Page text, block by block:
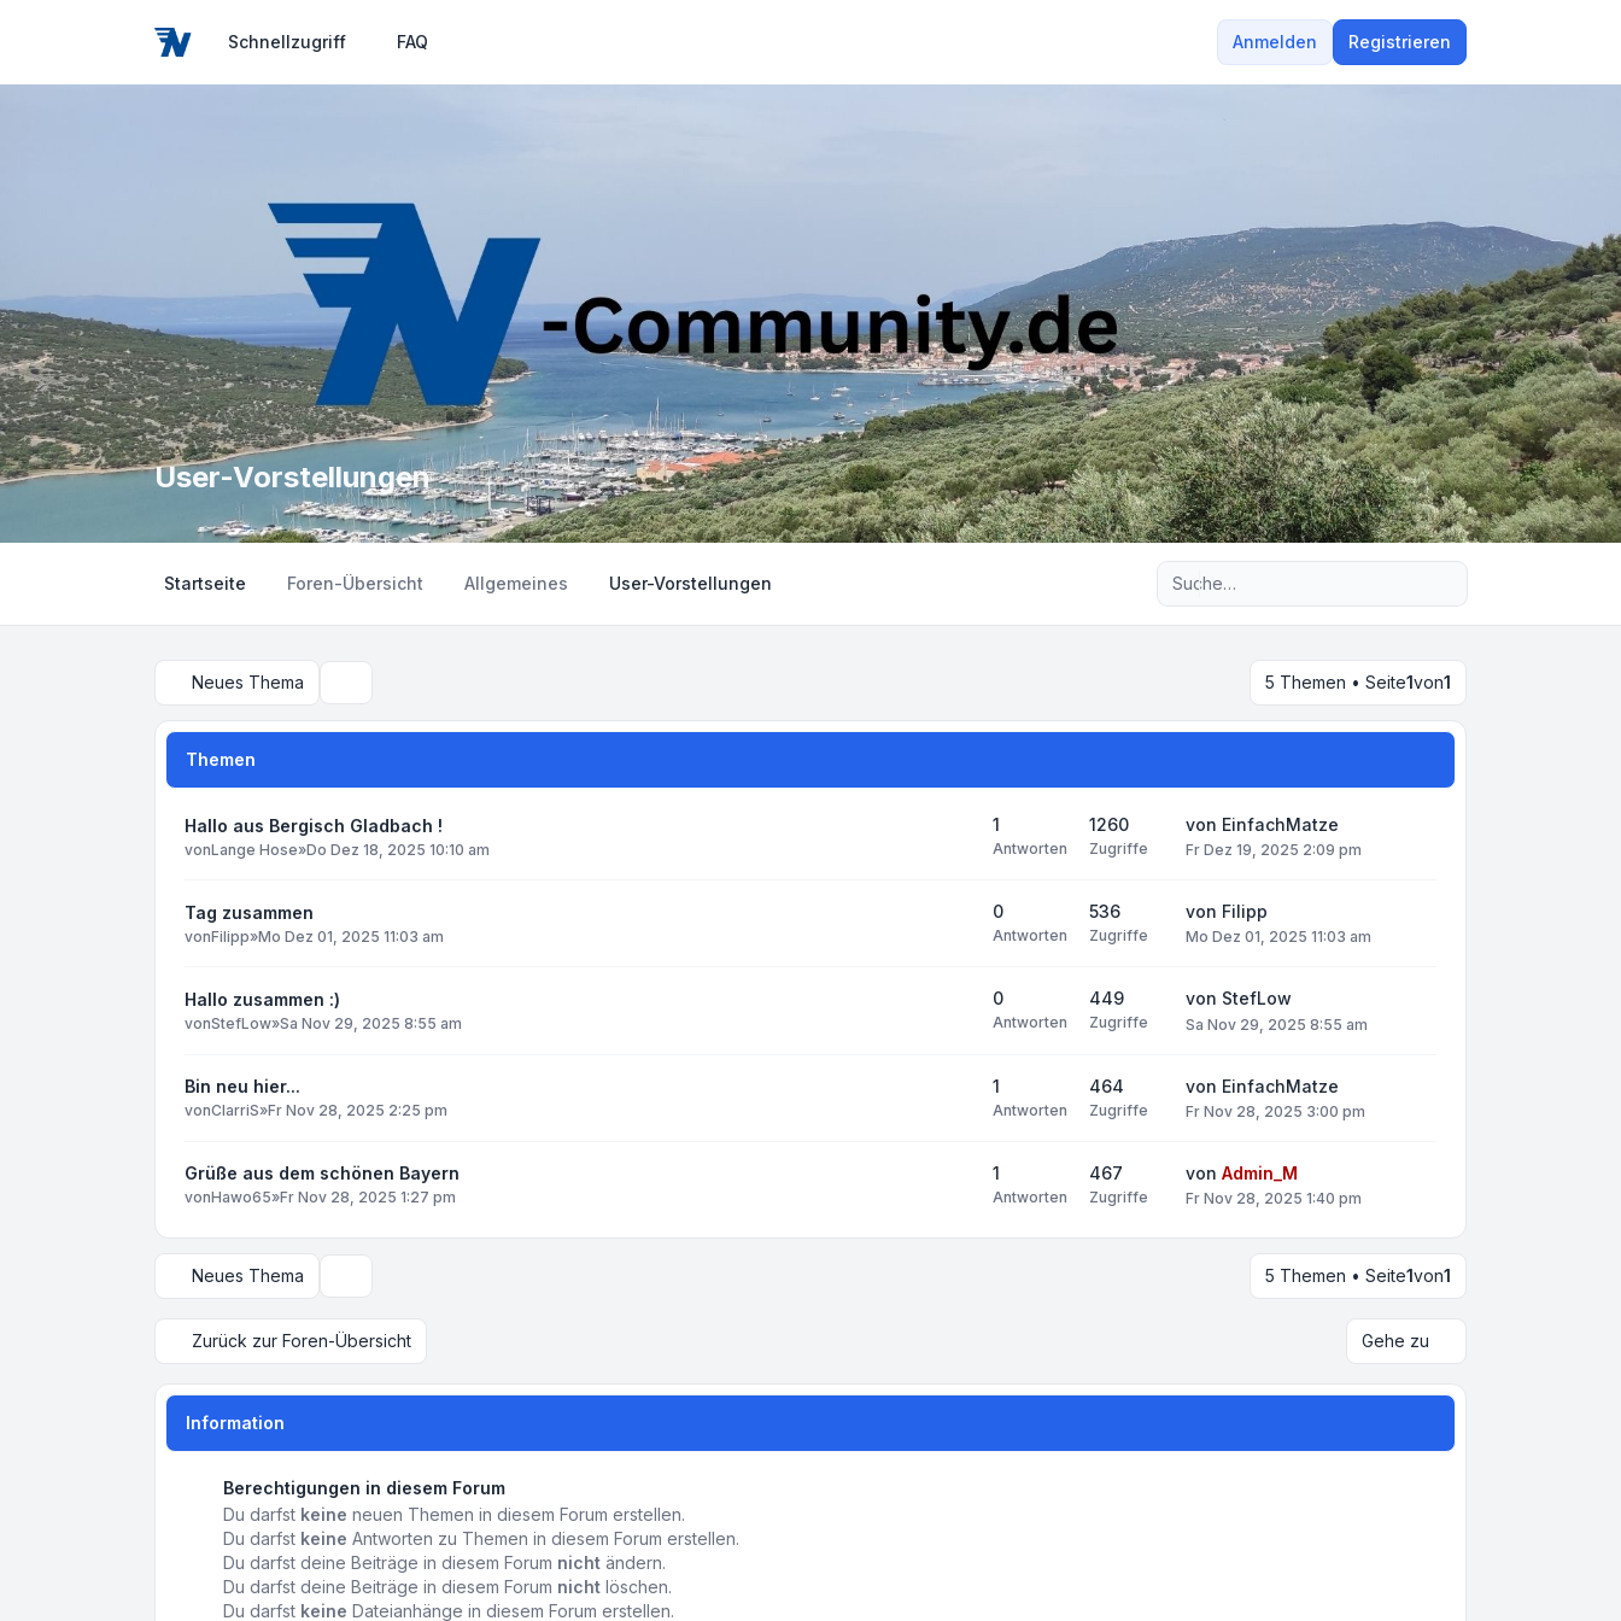
Schnellzugriff FAQ Anmelden Registrieren
User-Vorstellungen
Startseite Foren-Übersicht Allgemeines User-Vorstellungen
Neues Thema 5 Themen • Seite1von1
Themen
Hallo aus Bergisch Gladbach !
vonLange Hose»Do Dez 18, 2025 10:10 am
1
Antworten
1260
Zugriffe
von EinfachMatze
Fr Dez 19, 2025 2:09 pm
Tag zusammen
vonFilipp»Mo Dez 01, 2025 11:03 am
0
Antworten
536
Zugriffe
von Filipp
Mo Dez 01, 2025 11:03 am
Hallo zusammen :)
vonStefLow»Sa Nov 29, 2025 8:55 am
0
Antworten
449
Zugriffe
von StefLow
Sa Nov 29, 2025 8:55 am
Bin neu hier...
vonClarriS»Fr Nov 28, 2025 2:25 pm
1
Antworten
464
Zugriffe
von EinfachMatze
Fr Nov 28, 2025 3:00 pm
Grüße aus dem schönen Bayern
vonHawo65»Fr Nov 28, 2025 1:27 pm
1
Antworten
467
Zugriffe
von Admin_M
Fr Nov 28, 2025 1:40 pm
Neues Thema 5 Themen • Seite1von1
Zurück zur Foren-Übersicht Gehe zu
Information
Berechtigungen in diesem Forum
Du darfst keine neuen Themen in diesem Forum erstellen.
Du darfst keine Antworten zu Themen in diesem Forum erstellen.
Du darfst deine Beiträge in diesem Forum nicht ändern.
Du darfst deine Beiträge in diesem Forum nicht löschen.
Du darfst keine Dateianhänge in diesem Forum erstellen.